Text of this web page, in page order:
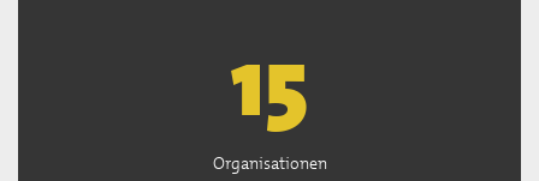
15
Organisationen